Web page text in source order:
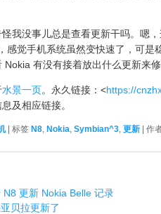
我没事儿总是查看更新干吗。嗯
感觉手机系统虽然变快速了，可是
Nokia 有没有接着放出什么更新来
水景一页。永久链接：<https://
及相应链接。
| 标签 N8, Nokia, Symbian^3, 更新 | 作
N8 更新 Nokia Belle 记录
贝拉更新了